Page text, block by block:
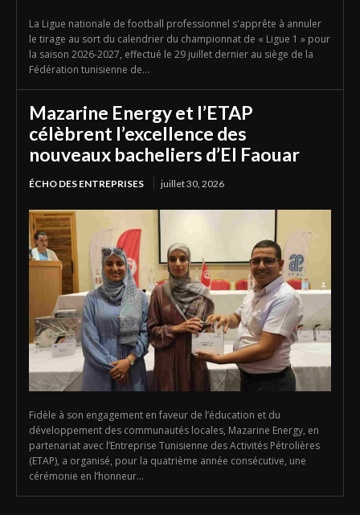
La Ligue nationale de football professionnel s'apprête à annuler
le tirage au sort du calendrier du championnat de « Ligue 1 » pour
la saison 2026-2027, effectué le 29 juillet dernier au siège de la
Fédération tunisienne de...
Mazarine Energy et l’ETAP
célèbrent l’excellence des
nouveaux bacheliers d’El Faouar
ÉCHO DES ENTREPRISES juillet 30, 2026
Fidèle à son engagement en faveur de l’éducation et du
développement des communautés locales, Mazarine Energy, en
partenariat avec l’Entreprise Tunisienne des Activités Pétrolières
(ETAP), a organisé, pour la quatrième année consécutive, une
cérémonie en l’honneur...